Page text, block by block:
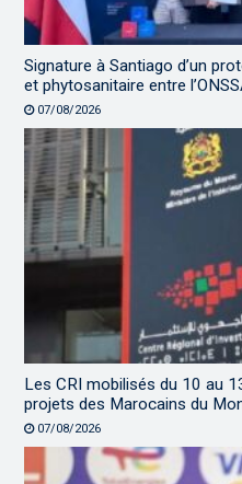
Signature à Santiago d’un
et phytosanitaire entre
07/08/2026
Les CRI mobilisés du 10 au
projets des Marocains du
07/08/2026